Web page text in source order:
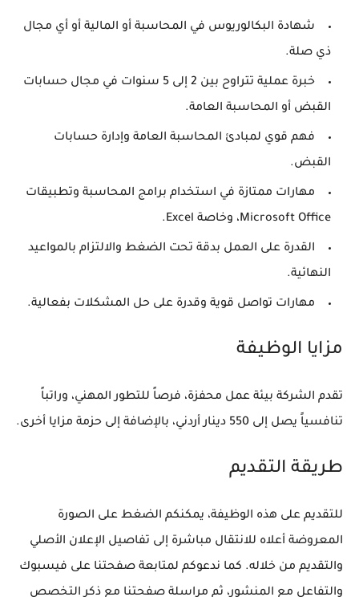
شهادة البكالوريوس في المحاسبة أو المالية أو أي مجال
ذي صلة.
خبرة عملية تتراوح بين 2 إلى 5 سنوات في مجال حسابات
القبض أو المحاسبة العامة.
فهم قوي لمبادئ المحاسبة العامة وإدارة حسابات
القبض.
مهارات ممتازة في استخدام برامج المحاسبة وتطبيقات
Microsoft Office، وخاصة Excel.
القدرة على العمل بدقة تحت الضغط والالتزام بالمواعيد
النهائية.
مهارات تواصل قوية وقدرة على حل المشكلات بفعالية.
مزايا الوظيفة
تقدم الشركة بيئة عمل محفزة، فرصاً للتطور المهني، وراتباً
تنافسياً يصل إلى 550 دينار أردني، بالإضافة إلى حزمة مزايا أخرى.
طريقة التقديم
للتقديم على هذه الوظيفة، يمكنكم الضغط على الصورة
المعروضة أعلاه للانتقال مباشرة إلى تفاصيل الإعلان الأصلي
والتقديم من خلاله. كما ندعوكم لمتابعة صفحتنا على فيسبوك
والتفاعل مع المنشور، ثم مراسلة صفحتنا مع ذكر التخصص